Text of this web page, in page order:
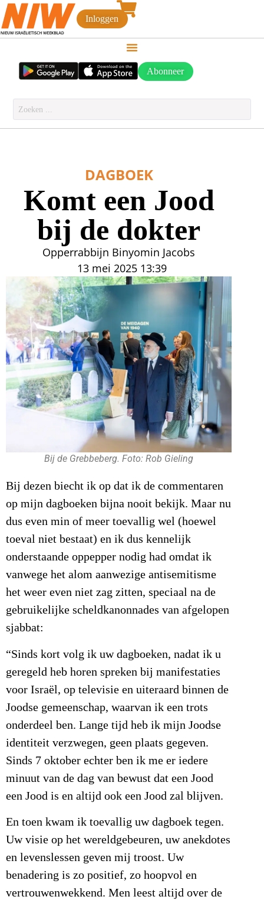
Inloggen
Abonneer
DAGBOEK
Komt een Jood
bij de dokter
Opperrabbijn Binyomin Jacobs
13 mei 2025 13:39
Bij de Grebbeberg. Foto: Rob Gieling
Bij dezen biecht ik op dat ik de commentaren
op mijn dagboeken bijna nooit bekijk. Maar nu
dus even min of meer toevallig wel (hoewel
toeval niet bestaat) en ik dus kennelijk
onderstaande oppepper nodig had omdat ik
vanwege het alom aanwezige antisemitisme
het weer even niet zag zitten, speciaal na de
gebruikelijke scheldkanonnades van afgelopen
sjabbat:
“Sinds kort volg ik uw dagboeken, nadat ik u
geregeld heb horen spreken bij manifestaties
voor Israël, op televisie en uiteraard binnen de
Joodse gemeenschap, waarvan ik een trots
onderdeel ben. Lange tijd heb ik mijn Joodse
identiteit verzwegen, geen plaats gegeven.
Sinds 7 oktober echter ben ik me er iedere
minuut van de dag van bewust dat een Jood
een Jood is en altijd ook een Jood zal blijven.
En toen kwam ik toevallig uw dagboek tegen.
Uw visie op het wereldgebeuren, uw anekdotes
en levenslessen geven mij troost. Uw
benadering is zo positief, zo hoopvol en
vertrouwenwekkend. Men leest altijd over de